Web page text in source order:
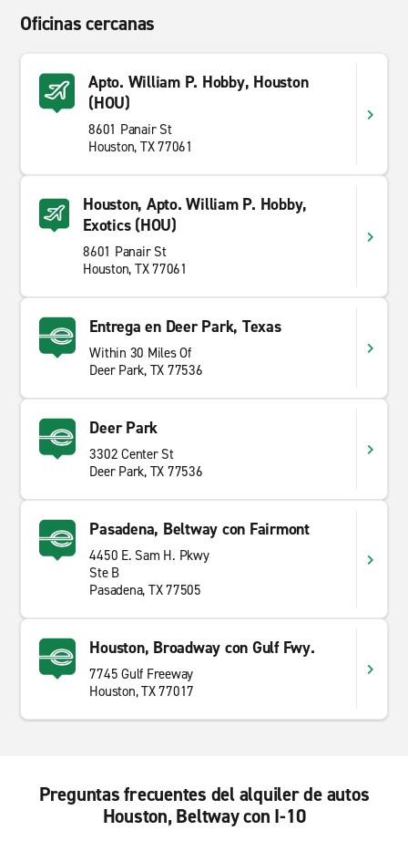
Oficinas cercanas
Apto. William P. Hobby, Houston
(HOU)
8601 Panair St
Houston, TX 77061
Houston, Apto. William P. Hobby,
Exotics (HOU)
8601 Panair St
Houston, TX 77061
Entrega en Deer Park, Texas
Within 30 Miles Of
Deer Park, TX 77536
Deer Park
3302 Center St
Deer Park, TX 77536
Pasadena, Beltway con Fairmont
4450 E. Sam H. Pkwy
Ste B
Pasadena, TX 77505
Houston, Broadway con Gulf Fwy.
7745 Gulf Freeway
Houston, TX 77017
Preguntas frecuentes del alquiler de autos
Houston, Beltway con I-10